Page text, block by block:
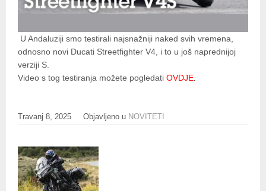
U Andaluziji smo testirali najsnažniji naked svih vremena,
odnosno novi Ducati Streetfighter V4, i to u još naprednijoj
verziji S.
Video s tog testiranja možete pogledati OVDJE.
Travanj 8, 2025 Objavljeno u NOVITETI